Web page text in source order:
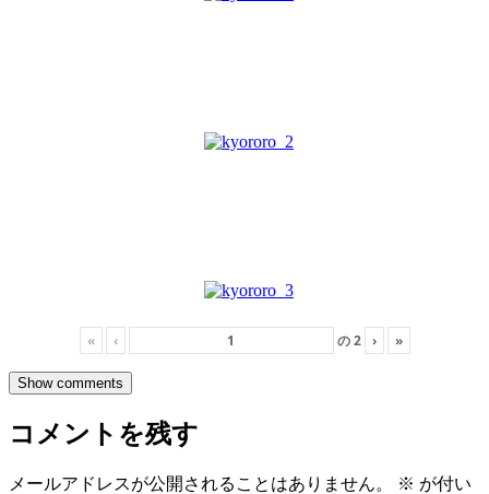
« ‹ の2 › »
Show comments
コメントを残す
メールアドレスが公開されることはありません。 ※ が付い